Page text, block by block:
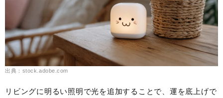
出典：stock.adobe.com
リビングに明るい照明で光を追加することで、運を底上げで